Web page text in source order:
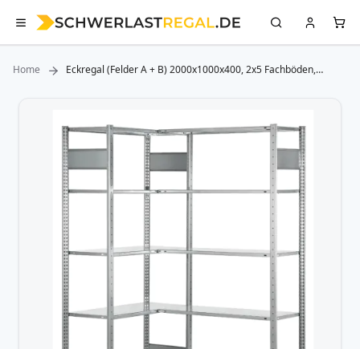
Home
Eckregal (Felder A + B) 2000x1000x400, 2x5 Fachböden,
Bildergalerie